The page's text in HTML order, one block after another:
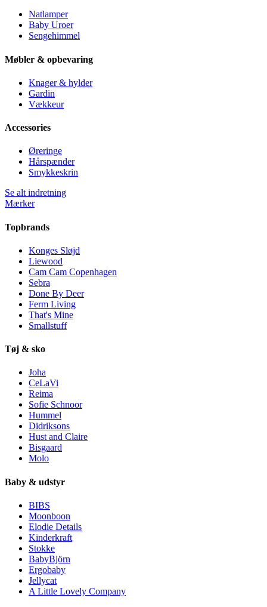
Natlamper
Baby Uroer
Sengehimmel
Møbler & opbevaring
Knager & hylder
Gardin
Vækkeur
Accessories
Øreringe
Hårspænder
Smykkeskrin
Se alt indretning
Mærker
Topbrands
Konges Sløjd
Liewood
Cam Cam Copenhagen
Sebra
Done By Deer
Ferm Living
That's Mine
Smallstuff
Tøj & sko
Joha
CeLaVi
Reima
Sofie Schnoor
Hummel
Didriksons
Hust and Claire
Bisgaard
Molo
Baby & udstyr
BIBS
Moonboon
Elodie Details
Kinderkraft
Stokke
BabyBjörn
Ergobaby
Jellycat
A Little Lovely Company